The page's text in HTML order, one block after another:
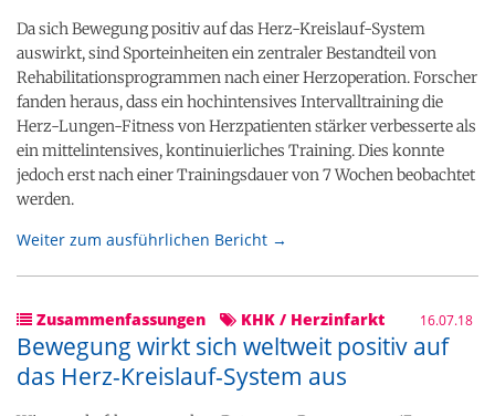
Da sich Bewegung positiv auf das Herz-Kreislauf-System
auswirkt, sind Sporteinheiten ein zentraler Bestandteil von
Rehabilitationsprogrammen nach einer Herzoperation. Forscher
fanden heraus, dass ein hochintensives Intervalltraining die
Herz-Lungen-Fitness von Herzpatienten stärker verbesserte als
ein mittelintensives, kontinuierliches Training. Dies konnte
jedoch erst nach einer Trainingsdauer von 7 Wochen beobachtet
werden.
Weiter zum ausführlichen Bericht →
Zusammenfassungen KHK / Herzinfarkt 16.07.18
Bewegung wirkt sich weltweit positiv auf
das Herz-Kreislauf-System aus